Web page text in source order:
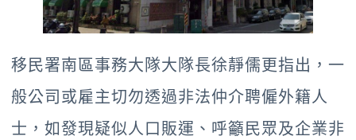
移民署南區事務大隊大隊長徐靜儒更指出，一
般公司或雇主切勿透過非法仲介聘僱外籍人
士，如發現疑似人口販運、呼籲民眾及企業非